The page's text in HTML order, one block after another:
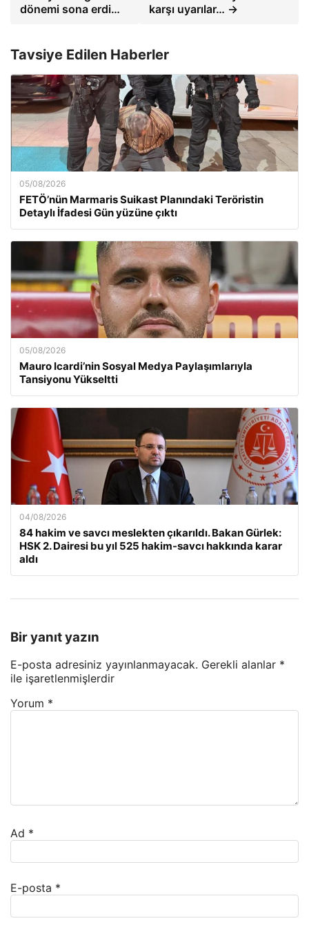
dönemi sona erdi…
karşı uyarılar… →
Tavsiye Edilen Haberler
05/08/2026
FETÖ’nün Marmaris Suikast Planındaki Teröristin
Detaylı İfadesi Gün yüzüne çıktı
05/08/2026
Mauro Icardi’nin Sosyal Medya Paylaşımlarıyla
Tansiyonu Yükseltti
04/08/2026
84 hakim ve savcı meslekten çıkarıldı. Bakan Gürlek:
HSK 2. Dairesi bu yıl 525 hakim-savcı hakkında karar
aldı
Bir yanıt yazın
E-posta adresiniz yayınlanmayacak. Gerekli alanlar *
ile işaretlenmişlerdir
Yorum *
Ad *
E-posta *